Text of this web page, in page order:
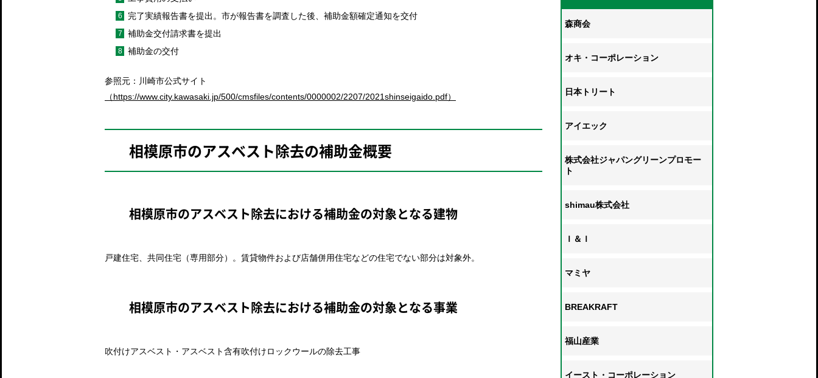
完了実績報告書を提出。市が報告書を調査した後、補助金額確定通知を交付
補助金交付請求書を提出
補助金の交付
参照元：川崎市公式サイト
（https://www.city.kawasaki.jp/500/cmsfiles/contents/0000002/2207/2021shinseigaido.pdf）
相模原市のアスベスト除去の補助金概要
相模原市のアスベスト除去における補助金の対象となる建物
戸建住宅、共同住宅（専用部分）。賃貸物件および店舗併用住宅などの住宅でない部分は対象外。
相模原市のアスベスト除去における補助金の対象となる事業
吹付けアスベスト・アスベスト含有吹付けロックウールの除去工事
森商会
オキ・コーポレーション
日本トリート
アイエック
株式会社ジャパングリーンプロモー
ト
shimau株式会社
Ｉ＆Ｉ
マミヤ
BREAKRAFT
福山産業
イースト・コーポレーション